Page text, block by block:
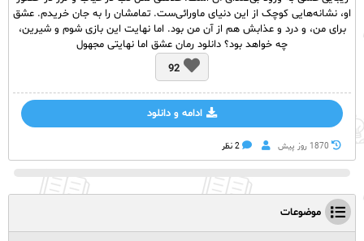
او، نشانه‌هایی کوچک از این دنیای ماورائی‌ست. تمامشان را به جان خریدم. عشق
برای من، و درد و عذابش هم از آن من بود. اما نهایت این بازی شوم و شیرین،
چه خواهد بود؟ دانلود رمان عشق اما نهایتی مجهول
92
ادامه و دانلود
1870 روز پيش 2 نظر
موضوعات